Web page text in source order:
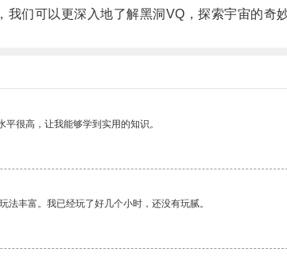
们可以更深入地了解黑洞VQ，探索宇宙的奇妙
很高，让我能够学到实用的知识。
法丰富。我已经玩了好几个小时，还没有玩腻。